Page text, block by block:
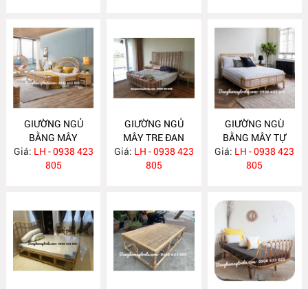
GIƯỜNG NGỦ
BẰNG MÂY
MA512
Giá: LH - 0938 423
805
GIƯỜNG NGỦ
MÂY TRE ĐAN
MA511
Giá: LH - 0938 423
805
GIƯỜNG NGÙ
BẰNG MÂY TỰ
NHIÊN MA510
Giá: LH - 0938 423
805